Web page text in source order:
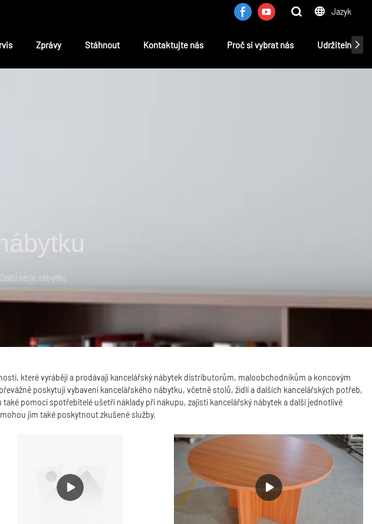
Jazyk
Zprávy Stáhnout Kontaktujte nás Proč si vybrat nás Udržitelnost
Další série nábytku
které vyrábějí a prodávají kancelářský nábytek distributorům, maloobchodníkům a koncovým
poskytují vybavení kancelářského nábytku, včetně stolů, židlí a dalších kancelářských potřeb,
pomoci spotřebitelé ušetří náklady při nákupu, zajistí kancelářský nábytek a další jednotlivé
jim také poskytnout zkušené služby.